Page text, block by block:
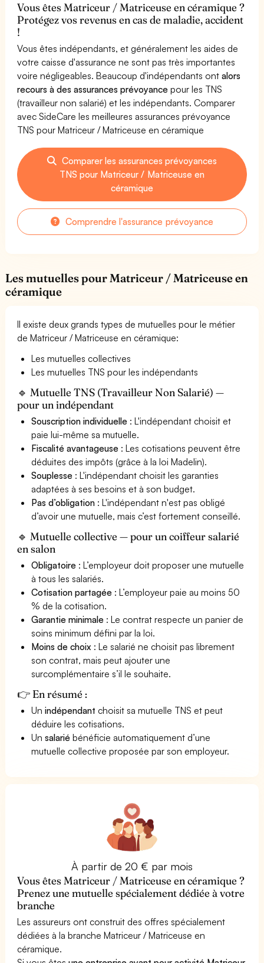
Vous êtes Matriceur / Matriceuse en céramique ?
Protégez vos revenus en cas de maladie, accident
!
Vous êtes indépendants, et généralement les aides de
votre caisse d'assurance ne sont pas très importantes
voire négligeables. Beaucoup d'indépendants ontalors
recours à des assurances prévoyance pour les TNS
(travailleur non salarié) et les indépendants. Comparer
avec SideCare les meilleures assurances prévoyance
TNS pour Matriceur / Matriceuse en céramique
Comparer les assurances prévoyances
TNS pour Matriceur / Matriceuse en
céramique
Comprendre l'assurance prévoyance
Les mutuelles pour Matriceur / Matriceuse en
céramique
Il existe deux grands types de mutuelles pour le métier
de Matriceur / Matriceuse en céramique:
Les mutuelles collectives
Les mutuelles TNS pour les indépendants
🔹 Mutuelle TNS (Travailleur Non Salarié) —
pour un indépendant
Souscription individuelle : L'indépendant choisit et
paie lui-même sa mutuelle.
Fiscalité avantageuse : Les cotisations peuvent être
déduites des impôts (grâce à la loi Madelin).
Souplesse : L'indépendant choisit les garanties
adaptées à ses besoins et à son budget.
Pas d’obligation : L'indépendant n'est pas obligé
d’avoir une mutuelle, mais c’est fortement conseillé.
🔹 Mutuelle collective — pour un coiffeur salarié
en salon
Obligatoire : L’employeur doit proposer une mutuelle
à tous les salariés.
Cotisation partagée : L’employeur paie au moins 50
% de la cotisation.
Garantie minimale : Le contrat respecte un panier de
soins minimum défini par la loi.
Moins de choix : Le salarié ne choisit pas librement
son contrat, mais peut ajouter une
surcomplémentaire s’il le souhaite.
👉 En résumé :
Unindépendant choisit sa mutuelle TNS et peut
déduire les cotisations.
Unsalarié bénéficie automatiquement d’une
mutuelle collective proposée par son employeur.
À partir de 20 € par mois
Vous êtes Matriceur / Matriceuse en céramique ?
Prenez une mutuelle spécialement dédiée à votre
branche
Les assureurs ont construit des offres spécialement
dédiées à la branche Matriceur / Matriceuse en
céramique.